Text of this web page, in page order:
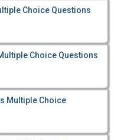
Choice Questions
Choice Questions
Multiple Choice